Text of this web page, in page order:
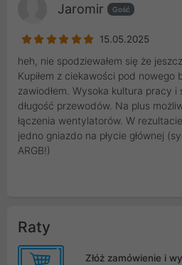
Jaromir Gość
15.05.2025
heh, nie spodziewałem się że
Kupiłem z ciekawości pod nowego
zawiodłem. Wysoka kultura pracy
długość przewodów. Na plus
łączenia wentylatorów. W
jedno gniazdo na płycie głównej
ARGB!)
Raty
Złóż zamówienie i